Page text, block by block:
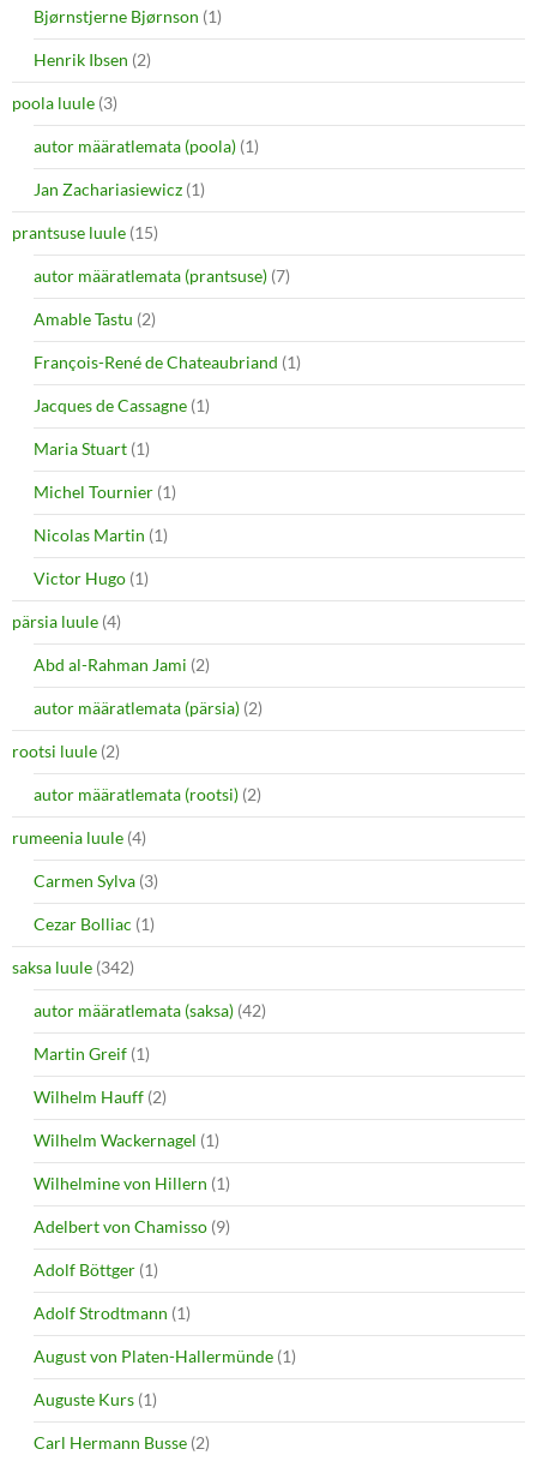
Bjørnstjerne Bjørnson (1)
Henrik Ibsen (2)
poola luule (3)
autor määratlemata (poola) (1)
Jan Zachariasiewicz (1)
prantsuse luule (15)
autor määratlemata (prantsuse) (7)
Amable Tastu (2)
François-René de Chateaubriand (1)
Jacques de Cassagne (1)
Maria Stuart (1)
Michel Tournier (1)
Nicolas Martin (1)
Victor Hugo (1)
pärsia luule (4)
Abd al-Rahman Jami (2)
autor määratlemata (pärsia) (2)
rootsi luule (2)
autor määratlemata (rootsi) (2)
rumeenia luule (4)
Carmen Sylva (3)
Cezar Bolliac (1)
saksa luule (342)
autor määratlemata (saksa) (42)
Martin Greif (1)
Wilhelm Hauff (2)
Wilhelm Wackernagel (1)
Wilhelmine von Hillern (1)
Adelbert von Chamisso (9)
Adolf Böttger (1)
Adolf Strodtmann (1)
August von Platen-Hallermünde (1)
Auguste Kurs (1)
Carl Hermann Busse (2)